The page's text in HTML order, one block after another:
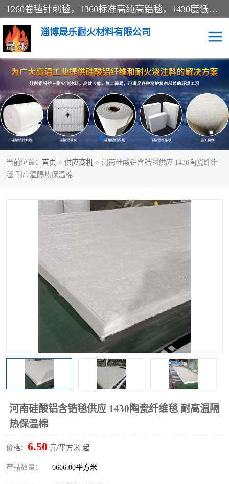
1260卷毡针刺毯，1360标准高纯高铝毯，1430度低锆锆铝含锆毯，普通挡渣棉卷毡，防火纸、挡火板、隔热垫片模块、棉块、折叠块、散棉高温固化剂价格规格密度多少钱图片视频立方平米参数指标
淄博晟乐耐火材料有限公司
当前位置： 首页 > 供应商机 > 河南硅酸铝含锆毯供应 1430陶瓷纤维
毯 耐高温隔热保温棉
河南硅酸铝含锆毯供应 1430陶瓷纤维毯 耐高温隔
热保温棉
价格： 6.50 元/平方米 起
产品数量： 6666.00平方米
硅酸铝挡渣棉 硅酸铝纤维纸
硅酸铝挡火板 高铝毯
含锆毯 硅酸铝折叠块
硅酸铝散棉 硅酸铝纤维毯
硅酸铝纤维毡